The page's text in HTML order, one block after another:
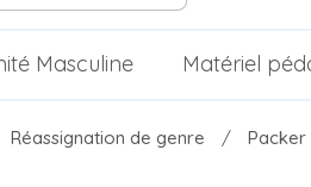
Masculine Matériel
Réassignation de genre Packer